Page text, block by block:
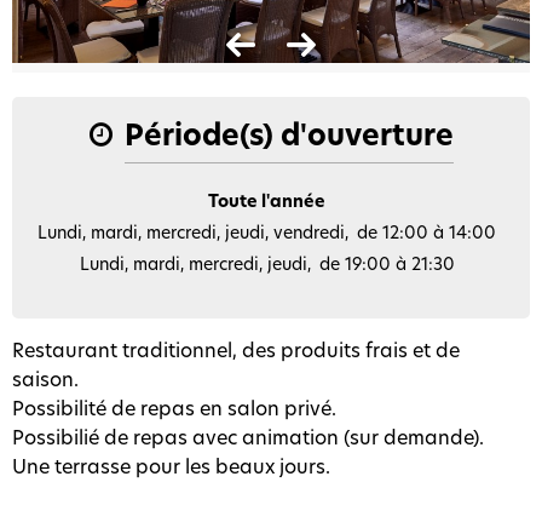
Période(s) d'ouverture
Toute l'année
Lundi, mardi, mercredi, jeudi, vendredi de 12:00 à 14:00
Lundi, mardi, mercredi, jeudi de 19:00 à 21:30
Restaurant traditionnel, des produits frais et de
saison.
Possibilité de repas en salon privé.
Possibilié de repas avec animation (sur demande).
Une terrasse pour les beaux jours.